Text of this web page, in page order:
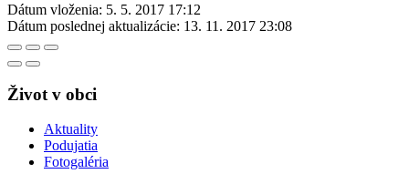
Dátum vloženia: 5. 5. 2017 17:12
Dátum poslednej aktualizácie: 13. 11. 2017 23:08
Život v obci
Aktuality
Podujatia
Fotogaléria